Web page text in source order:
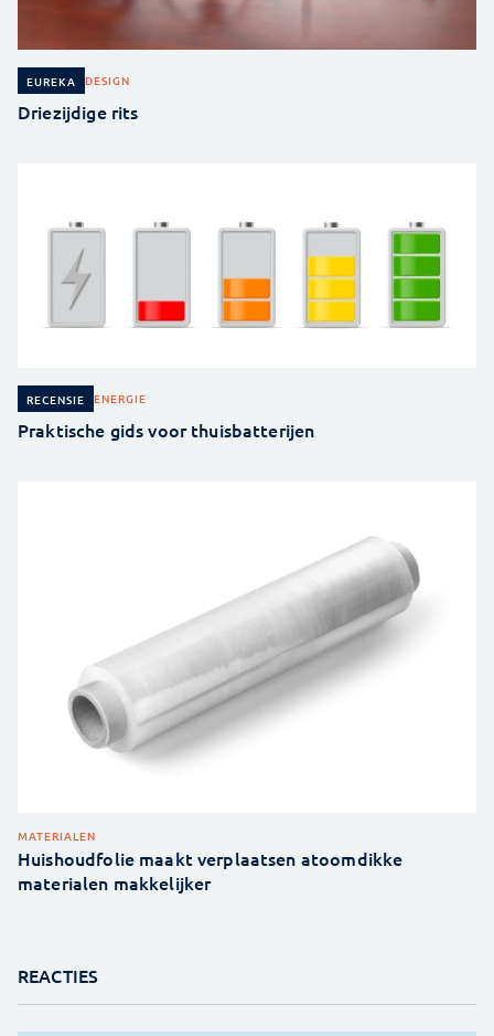
EUREKA DESIGN
Driezijdige rits
RECENSIE ENERGIE
Praktische gids voor thuisbatterijen
MATERIALEN
Huishoudfolie maakt verplaatsen atoomdikke
materialen makkelijker
REACTIES